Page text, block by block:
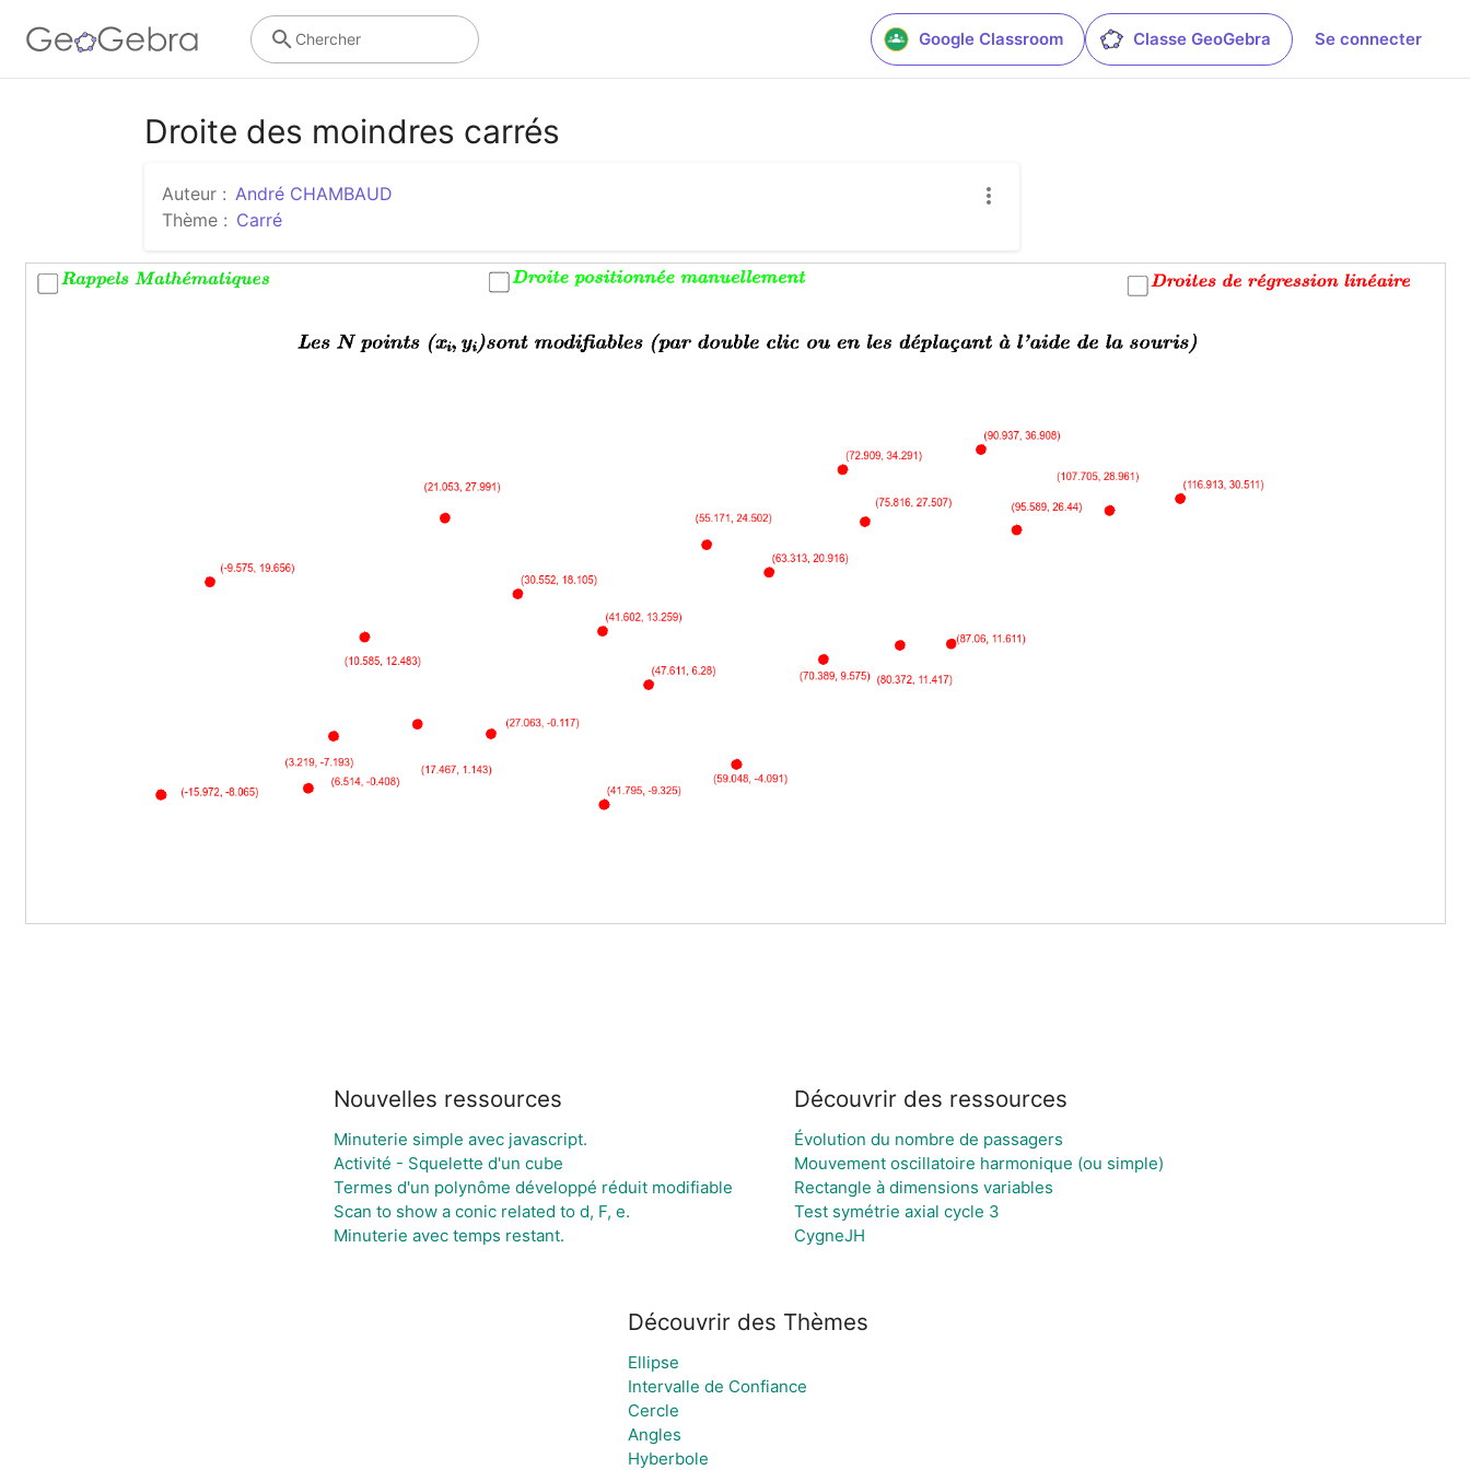
Google Classroom Classe GeoGebra Se connecter
Chercher
Droite des moindres carrés
Auteur : André CHAMBAUD
Thème : Carré
Nouvelles ressources
Minuterie simple avec javascript.
Activité - Squelette d'un cube
Termes d'un polynôme développé réduit modifiable
Scan to show a conic related to d, F, e.
Minuterie avec temps restant.
Découvrir des ressources
Évolution du nombre de passagers
Mouvement oscillatoire harmonique (ou simple)
Rectangle à dimensions variables
Test symétrie axial cycle 3
CygneJH
Découvrir des Thèmes
Ellipse
Intervalle de Confiance
Cercle
Angles
Hyberbole